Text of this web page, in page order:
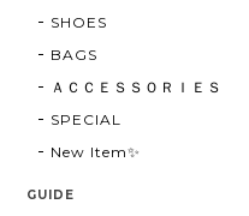
SHOES
BAGS
ＡＣＣＥＳＳＯＲＩＥＳ
SPECIAL
New Item✨
GUIDE